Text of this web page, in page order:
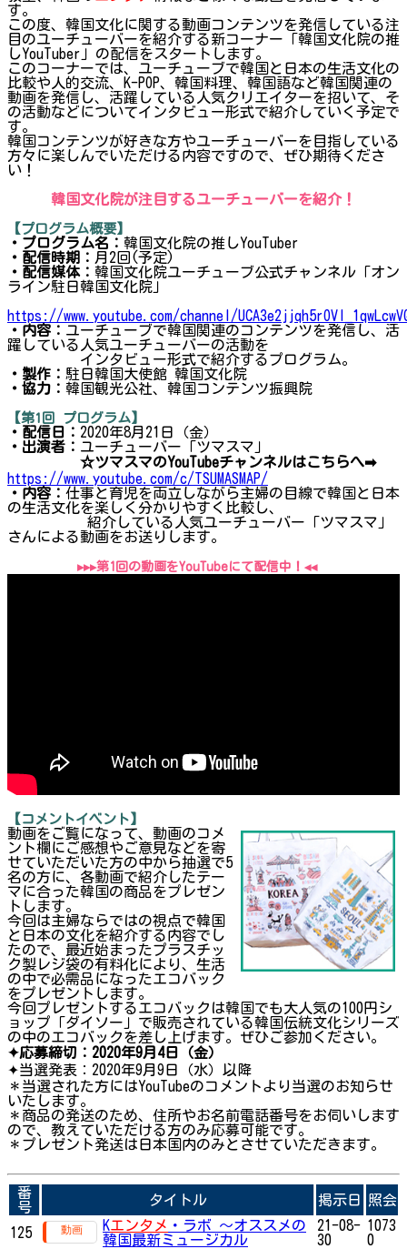
す。
この度、韓国文化に関する動画コンテンツを発信している注
目のユーチューバーを紹介する新コーナー「韓国文化院の推
しYouTuber」の配信をスタートします。
このコーナーでは、ユーチューブで韓国と日本の生活文化の
比較や人的交流、K-POP、韓国料理、韓国語など韓国関連の
動画を発信し、活躍している人気クリエイターを招いて、そ
の活動などについてインタビュー形式で紹介していく予定で
す。
韓国コンテンツが好きな方やユーチューバーを目指している
方々に楽しんでいただける内容ですので、ぜひ期待くださ
い！
韓国文化院が注目するユーチューバーを紹介！
【プログラム概要】
・プログラム名： 韓国文化院の推しYouTuber
・配信時期： 月2回(予定)
・配信媒体： 韓国文化院ユーチューブ公式チャンネル「オン
ライン駐日韓国文化院」
https://www.youtube.com/channel/
・内容： ユーチューブで韓国関連のコンテンツを発信し、活
躍している人気ユーチューバーの活動を
インタビュー形式で紹介するプログラム。
・製作： 駐日韓国大使館 韓国文化院
・協力： 韓国観光公社、韓国コンテンツ振興院
【第1回 プログラム】
・配信日： 2020年8月21日（金）
・出演者： ユーチューバー「ツマスマ」
☆ツマスマのYouTubeチャンネルはこちらへ➡
https://www.youtube.com/c/TSUMASMAP/
・内容： 仕事と育児を両立しながら主婦の目線で韓国と日本
の生活文化を楽しく分かりやすく比較し、
紹介している人気ユーチューバー「ツマスマ」
さんによる動画をお送りします。
▸▸▸第1回の動画をYouTubeにて配信中！◂◂
【コメントイベント】
動画をご覧になって、動画のコメ
ント欄にご感想やご意見などを寄
せていただいた方の中から抽選で5
名の方に、各動画で紹介したテー
マに合った韓国の商品をプレゼン
トします。
今回は主婦ならではの視点で韓国
と日本の文化を紹介する内容でし
たので、最近始まったプラスチッ
ク製レジ袋の有料化により、生活
の中で必需品になったエコバック
をプレゼントします。
今回プレゼントするエコバックは韓国でも大人気の100円シ
ョップ「ダイソー」で販売されている韓国伝統文化シリーズ
の中のエコバックを差し上げます。ぜひご参加ください。
✦応募締切：2020年9月4日（金）
✦当選発表：2020年9月9日（水）以降
＊当選された方にはYouTubeのコメントより当選のお知らせ
いたします。
＊商品の発送のため、住所やお名前電話番号をお伺いします
ので、教えていただける方のみ応募可能です。
＊プレゼント発送は日本国内のみとさせていただきます。
番
号
タイトル 掲示日 照会
125 Kエンタメ ・ラボ ～オススメの
韓国最新ミュージカル
21-08-
30
1073
0